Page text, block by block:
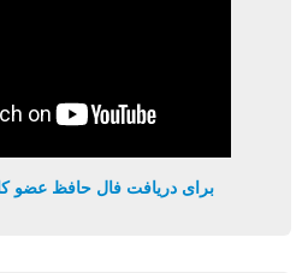
برای دریافت فال حافظ عضو